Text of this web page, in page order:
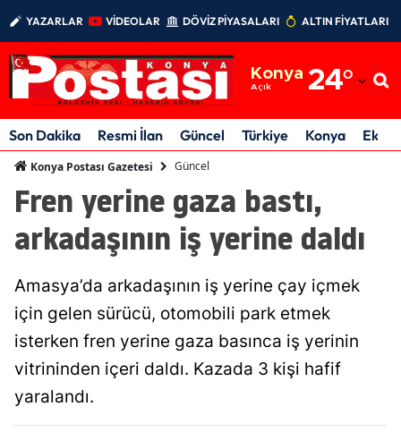
YAZARLAR VİDEOLAR DÖVİZ PİYASALARI ALTIN FİYATLARI
Konya
Açık 24°
Adıyaman
Afyonkarahisar
Amasya
Ankara
Artvin
Aydın
Balıkesir
Son Dakika Resmi İlan Güncel Türkiye Konya
Konya Postası Gazetesi Güncel
Fren yerine gaza bastı,
arkadaşının iş yerine daldı
Amasya’da arkadaşının iş yerine çay içmek
için gelen sürücü, otomobili park etmek
isterken fren yerine gaza basınca iş yerinin
vitrininden içeri daldı. Kazada 3 kişi hafif
yaralandı.